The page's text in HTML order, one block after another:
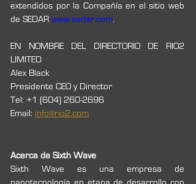
extendidos por la Compañía en el sitio web
de SEDAR www.sedar.com.
EN NOMBRE DEL DIRECTORIO DE RIO2
LIMITED
Alex Black
Presidente CEO y Director
Tel: +1 (604) 260-2696
Email: info@rio2.com
Acerca de Sixth Wave
Sixth Wave es una empresa de